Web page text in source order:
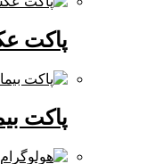
پاکت عکس
پاکت بیمارستانی